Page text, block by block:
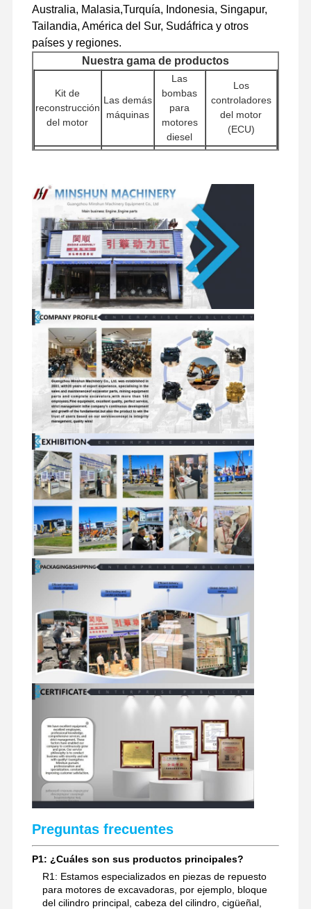
motor diesel
Motor de MITSUBISHI
Motor excavador
equipo de la reconstrucción del motor
Otras piezas del motor
Sistema de control electrónico
componentes eléctricos del motor
Sistema de combustible del motor
Piezas hidráulicas de excavadora
repuestos para excavadora
Australia, Malasia,Turquía, Indonesia, Singapur,
Tailandia, América del Sur, Sudáfrica y otros
países y regiones.
Nuestra gama de productos
Kit de
reconstrucción
del motor
Las demás
máquinas
Las
bombas
para
motores
diesel
Los
controladores
del motor
(ECU)
Las
Motores de
arranque
Filtros
Otros
accesorios
para
motores
excavadoras
Componentes
giratorios
Las
válvulas de
distribución
Conjuntos
de
motores
de viaje
Componentes
Preguntas frecuentes
P1: ¿Cuáles son sus productos principales?
R1: Estamos especializados en piezas de repuesto
para motores de excavadoras, por ejemplo, bloque
del cilindro principal, cabeza del cilindro, cigüeñal,